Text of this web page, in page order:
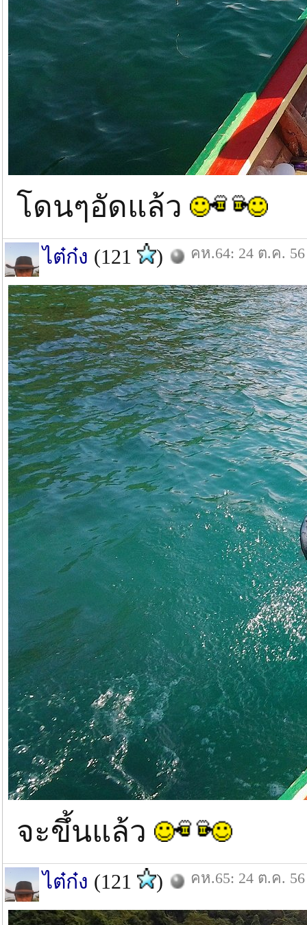
โดนๆอัดแล้ว
ไต๋ก๋ง (121 ) คห.64: 24 ต.ค. 56
จะขึ้นแล้ว
ไต๋ก๋ง (121 ) คห.65: 24 ต.ค. 56